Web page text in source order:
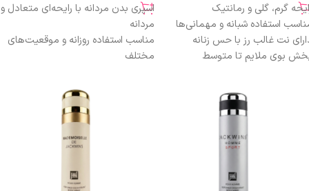
گرم، گلی و رمانتیک
استفاده شبانه و مهمانی‌ها
نت غالب رز با حس زنانه
بوی ملایم تا متوسط
سلیقه‌های لطیف و احساسی
مناسب برای استفاده روزانه یا
اسپری بدن مردانه با رایحه‌ای متعادل و
مردانه
مناسب استفاده روزانه و موقعیت‌های
مختلف
طبع معتدل، قابل استفاده در تمام
بدون ایجاد حس سنگینی یا تندی
طراحی خوش‌دست و کاربردی
گزینه‌ای مقرون‌به‌صرفه برای مصرف